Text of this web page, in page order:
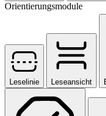
Orientierungsmodule
Leselinie Leseansicht